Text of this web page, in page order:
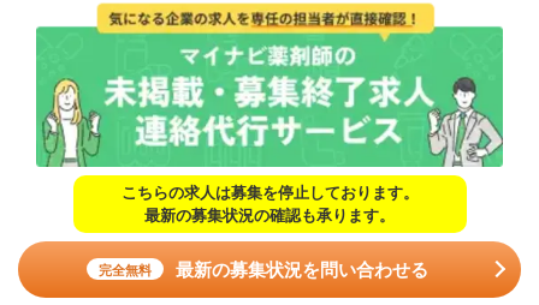
こちらの求人は募集を停止しております。
最新の募集状況の確認も承ります。
完全無料 最新の募集状況を問い合わせる